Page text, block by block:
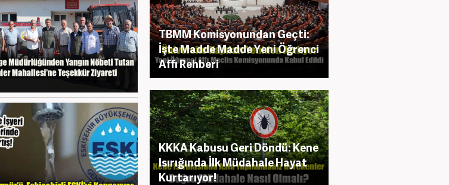
TBMM Komisyonundan Geçti:
İşte Madde Madde Yeni Öğrenci
Affı Rehberi
KKKA Kabusu Geri Döndü: Kene
Isırığında İlk Müdahale Hayat
Kurtarıyor!